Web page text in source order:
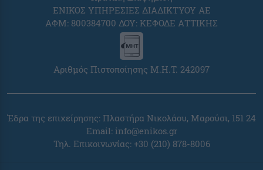
ΕΝΙΚΟΣ ΥΠΗΡΕΣΙΕΣ ΔΙΑΔΙΚΤΥΟΥ ΑΕ
ΑΦΜ: 800384700 ΔΟΥ: ΚΕΦΟΔΕ ΑΤΤΙΚΗΣ
Αριθμός Πιστοποίησης Μ.Η.Τ. 242097
Έδρα της επιχείρησης: Πλαστήρα Νικολάου, Μαρούσι, 151 24
Email: info@enikos.gr
Τηλ. Επικοινωνίας: +30 (210) 878-8006